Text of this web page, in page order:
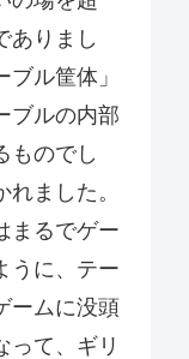
ありまし
ル筐体」
ブルの内部
ものでし
ました。
まるでゲー
うに、テー
ームに没頭
って、ギリ